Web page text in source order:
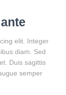
elit. Integer
diam. Sed
Duis sagittis
semper